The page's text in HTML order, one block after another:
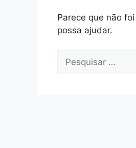
Parece que não
possa ajudar.